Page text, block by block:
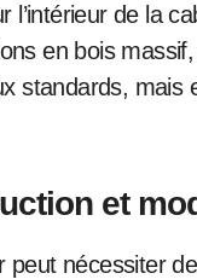
de la
en bois
standards, mais
et
peut nécessiter